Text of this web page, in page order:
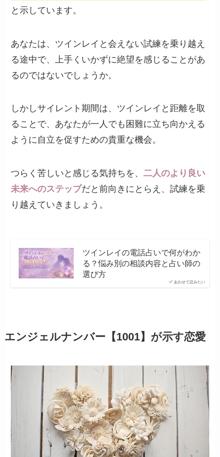
と示しています。
あなたは、ツインレイと会えない試練を乗り越え
る途中で、上手くいかずに絶望を感じることがあ
るのではないでしょうか。
しかしサイレント期間は、ツインレイと距離を取
ることで、あなたが一人でも困難に立ち向かえる
ように自立を促すための貴重な機会。
つらく苦しいと感じる気持ちを、二人のより良い
未来へのステップだと前向きにとらえ、試練を乗
り越えていきましょう。
あわせて読みたい
ツインレイの電話占いで何がわか
る？悩み別の相談内容と占い師の
選び方
エンジェルナンバー【1001】が示す恋愛